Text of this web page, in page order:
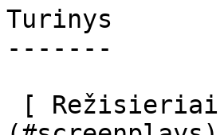
Turinys
-------